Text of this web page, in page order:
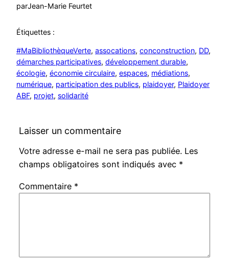
parJean-Marie Feurtet
Étiquettes :
#MaBibliothèqueVerte, assocations, conconstruction, DD
démarches participatives, développement durable
écologie, économie circulaire, espaces, médiations
numérique, participation des publics, plaidoyer, Plaidoyer
ABF, projet, solidarité
Laisser un commentaire
Votre adresse e-mail ne sera pas publiée. Les
champs obligatoires sont indiqués avec *
Commentaire *